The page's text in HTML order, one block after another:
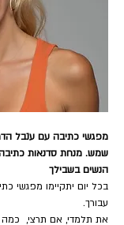
מפגשי כתיבה עם ענבל
שמש. מנחת סדנאות כתיבה.
הנשים בשבילך
בכל יום יתקיימו מפגשי
עבורך.
את תלמדי, אם תרצי,